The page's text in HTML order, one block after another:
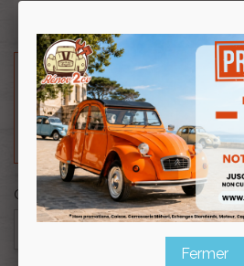
Besoin d'un renseignement
? N'hésitez pas à contacter
technique au0254 277 154 ou
Quantité

Fermer